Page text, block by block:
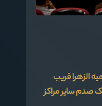
الزهرا قریب
صدم سایر مراکز